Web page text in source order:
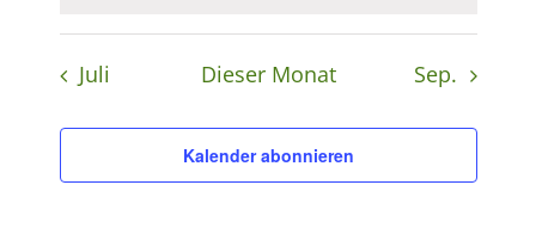
Juli Dieser Monat Sep.
Kalender abonnieren